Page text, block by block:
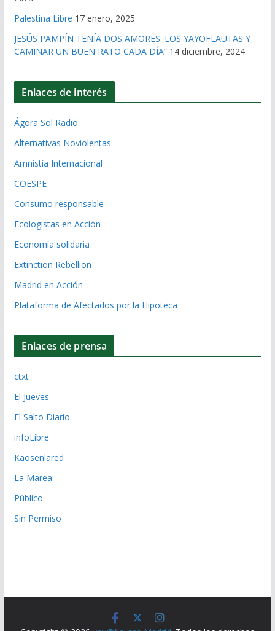
Palestina Libre 17 enero, 2025
JESÚS PAMPÍN TENÍA DOS AMORES: LOS YAYOFLAUTAS Y
CAMINAR UN BUEN RATO CADA DÍA” 14 diciembre, 2024
Enlaces de interés
Ágora Sol Radio
Alternativas Noviolentas
Amnistía Internacional
COESPE
Consumo responsable
Ecologistas en Acción
Economía solidaria
Extinction Rebellion
Madrid en Acción
Plataforma de Afectados por la Hipoteca
Enlaces de prensa
ctxt
El Jueves
El Salto Diario
infoLibre
Kaosenlared
La Marea
Público
Sin Permiso